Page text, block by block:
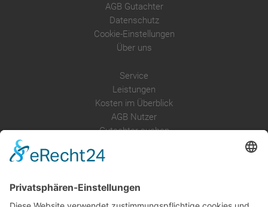
AGB Gutachter
Datenschutz
Cookie-Einstellungen
Über uns
Service
Leistungen
Kosten im Überblick
AGB Nutzer
Gutachter suchen
Anfrage
Presse